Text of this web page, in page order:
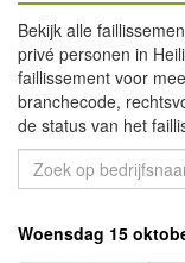
Bekijk alle
privé personen in
faillissement voor
branchecode,
de status van het
Woensdag 15